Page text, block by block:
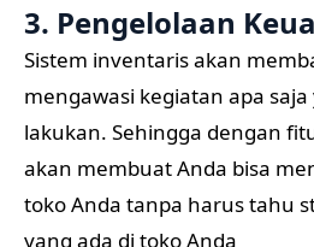
3. Pengelolaan
Sistem inventaris akan
mengawasi kegiatan apa
lakukan. Sehingga dengan
akan membuat Anda bisa
toko Anda tanpa harus tahu
yang ada di toko Anda